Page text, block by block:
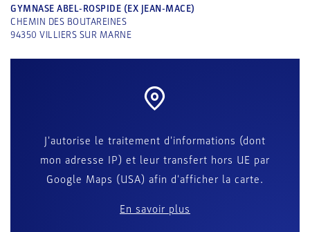
GYMNASE ABEL-ROSPIDE (EX JEAN-MACE)
CHEMIN DES BOUTAREINES
94350 VILLIERS SUR MARNE
J'autorise le traitement d'informations (dont
mon adresse IP) et leur transfert hors UE par
Google Maps (USA) afin d'afficher la carte.
En savoir plus